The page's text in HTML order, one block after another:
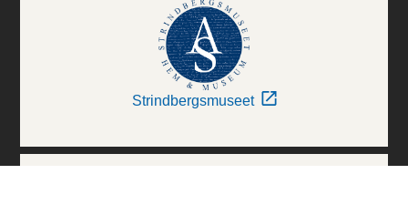
Strindbergsmuseet